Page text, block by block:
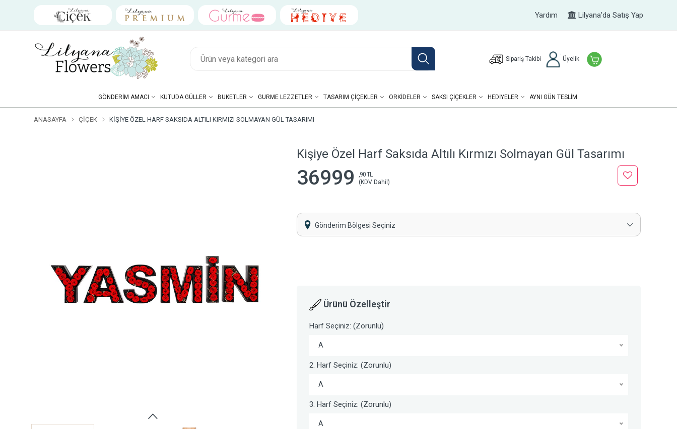
Yardım Lilyana'da Satış Yap
Sipariş Takibi Üyelik
GÖNDERIM AMACI KUTUDA GÜLLER BUKETLER GURME LEZZETLER TASARIM ÇIÇEKLER ORKIDELER SAKSI ÇIÇEKLER HEDIYELER AYNI GÜN TESLİM
ANASAYFA ÇIÇEK KIŞIYE ÖZEL HARF SAKSIDA ALTILI KIRMIZI SOLMAYAN GÜL TASARIMI
Kişiye Özel Harf Saksıda Altılı Kırmızı Solmayan Gül Tasarımı
36999
,90 TL
(KDV Dahil)
Gönderim Bölgesi Seçiniz
Ürünü Özelleştir
Harf Seçiniz: (Zorunlu)
A
2. Harf Seçiniz: (Zorunlu)
A
3. Harf Seçiniz: (Zorunlu)
A